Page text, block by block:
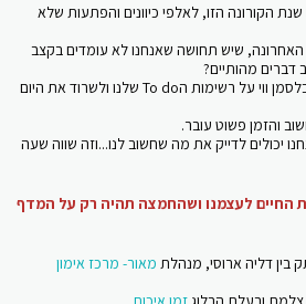
הקורונה הזו, לאלפי כיוונים והפתעות שלא
שיש תחושה שאנחנו לא עומדים בקצב
דברים מהותיים?
לפעמים אנחנו כל כך עסוקים בלסמן ווי על רשימות הTo do שלנו ולשרוד את היום
והזמן פשוט עובר.
יכולים לדייק את מה שחשוב לנו...וזה שווה שעה
החיים לעצמנו ושהחמצה תהיה רק על המדף
בין דליה ארוסי, מנהלת מאור- מרכז אימון